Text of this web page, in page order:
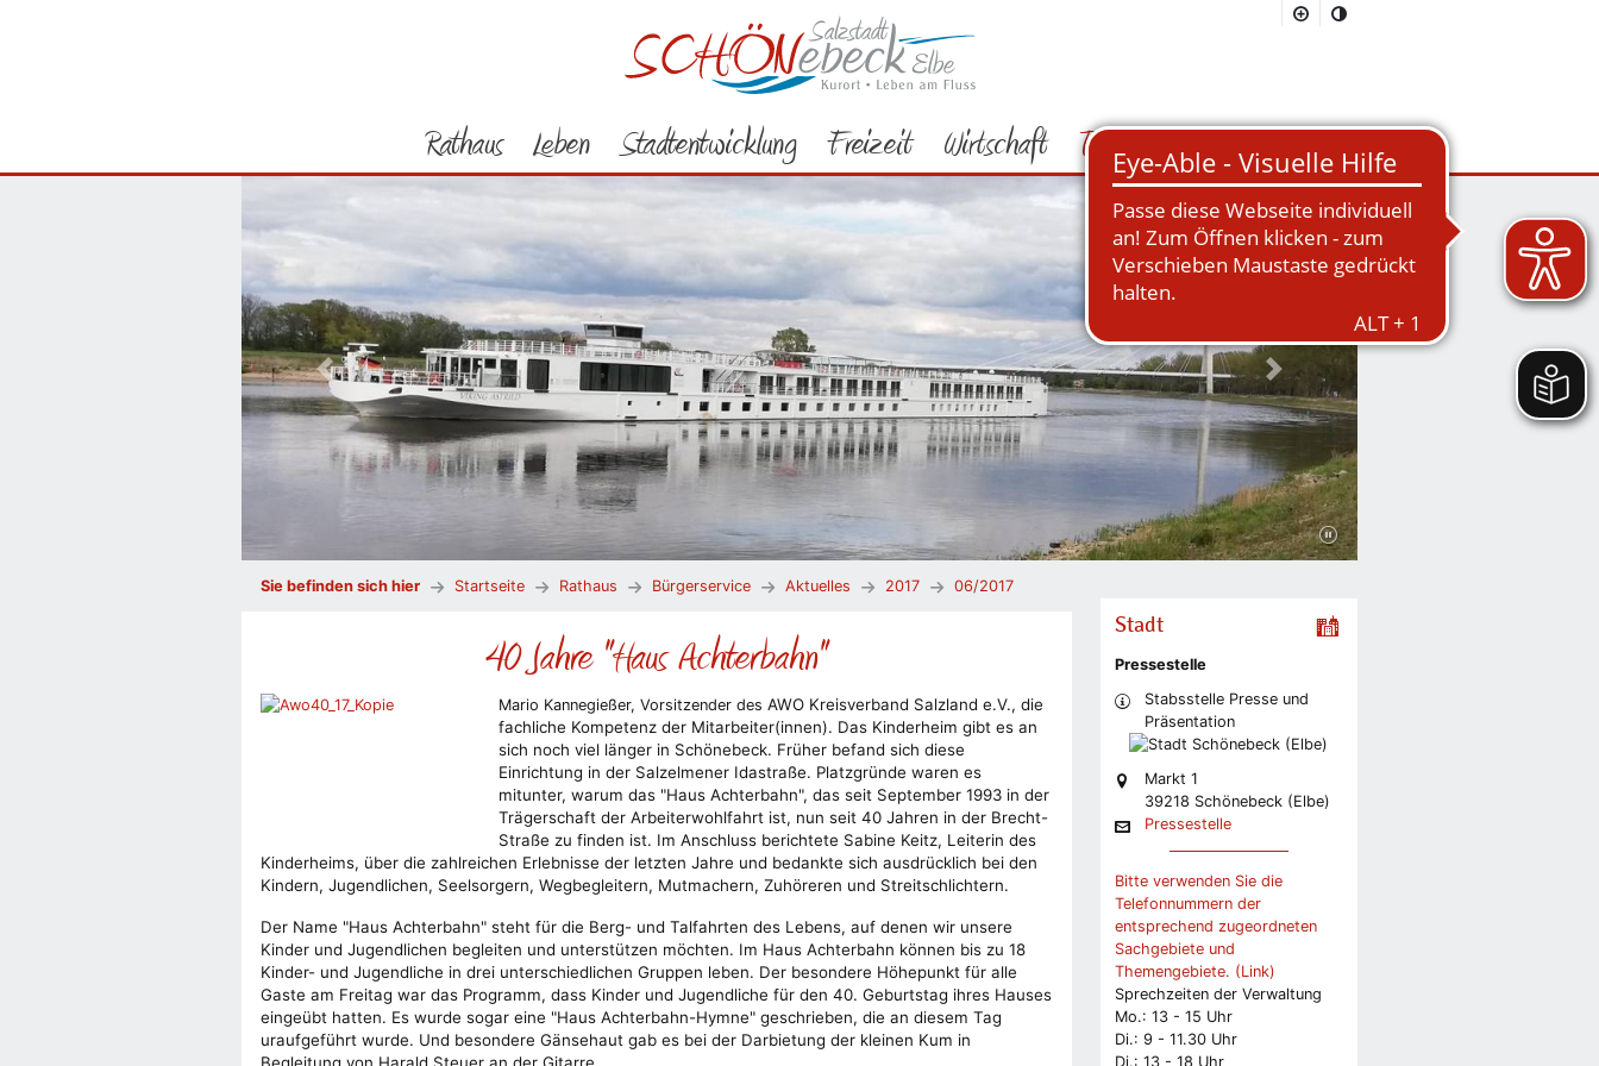
Rathaus Leben Stadtentwicklung Freizeit Wirtschaft Tourismus Suchmaske öffnen/schließen
Vorheriges Bild Nächstes Bild
Sie befinden sich hier Startseite Rathaus Bürgerservice Aktuelles 2017 06/2017
40 Jahre "Haus Achterbahn"
Mario Kannegießer, Vorsitzender des AWO Kreisverband Salzland e.V., die
fachliche Kompetenz der Mitarbeiter(innen). Das Kinderheim gibt es an
sich noch viel länger in Schönebeck. Früher befand sich diese
Einrichtung in der Salzelmener Idastraße. Platzgründe waren es
mitunter, warum das "Haus Achterbahn", das seit September 1993 in der
Trägerschaft der Arbeiterwohlfahrt ist, nun seit 40 Jahren in der Brecht-
Straße zu finden ist. Im Anschluss berichtete Sabine Keitz, Leiterin des
Kinderheims, über die zahlreichen Erlebnisse der letzten Jahre und bedankte sich ausdrücklich bei den
Kindern, Jugendlichen, Seelsorgern, Wegbegleitern, Mutmachern, Zuhöreren und Streitschlichtern.
Der Name "Haus Achterbahn" steht für die Berg- und Talfahrten des Lebens, auf denen wir unsere
Kinder und Jugendlichen begleiten und unterstützen möchten. Im Haus Achterbahn können bis zu 18
Kinder- und Jugendliche in drei unterschiedlichen Gruppen leben. Der besondere Höhepunkt für alle
Gaste am Freitag war das Programm, dass Kinder und Jugendliche für den 40. Geburtstag ihres Hauses
eingeübt hatten. Es wurde sogar eine "Haus Achterbahn-Hymne" geschrieben, die an diesem Tag
uraufgeführt wurde. Und besondere Gänsehaut gab es bei der Darbietung der kleinen Kum in
Begleitung von Harald Steuer an der Gitarre.
Stadt
Pressestelle
Stabsstelle Presse und
Präsentation
Markt 1
39218 Schönebeck (Elbe)
Pressestelle
Bitte verwenden Sie die
Telefonnummern der
entsprechend zugeordneten
Sachgebiete und
Themengebiete. (Link)
Sprechzeiten der Verwaltung
Mo.: 13 - 15 Uhr
Di.: 9 - 11.30 Uhr
Di.: 13 - 18 Uhr